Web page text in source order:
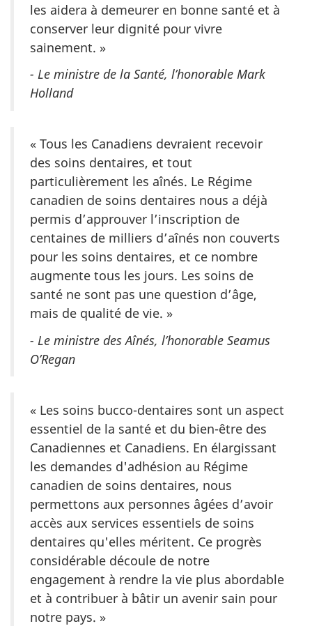
les aidera à demeurer en bonne santé et à
conserver leur dignité pour vivre
sainement. »
- Le ministre de la Santé, l’honorable Mark
Holland
« Tous les Canadiens devraient recevoir
des soins dentaires, et tout
particulièrement les aînés. Le Régime
canadien de soins dentaires nous a déjà
permis d’approuver l’inscription de
centaines de milliers d’aînés non couverts
pour les soins dentaires, et ce nombre
augmente tous les jours. Les soins de
santé ne sont pas une question d’âge,
mais de qualité de vie. »
- Le ministre des Aînés, l’honorable Seamus
O’Regan
« Les soins bucco-dentaires sont un aspect
essentiel de la santé et du bien-être des
Canadiennes et Canadiens. En élargissant
les demandes d'adhésion au Régime
canadien de soins dentaires, nous
permettons aux personnes âgées d’avoir
accès aux services essentiels de soins
dentaires qu'elles méritent. Ce progrès
considérable découle de notre
engagement à rendre la vie plus abordable
et à contribuer à bâtir un avenir sain pour
notre pays. »